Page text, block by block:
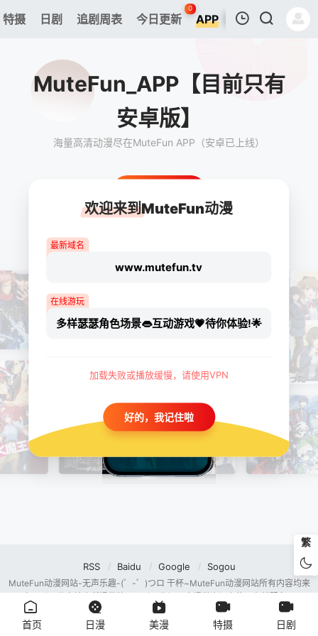
特摄 日剧 追剧周表 今日更新
0
APP
MuteFun_APP【目前只有
安卓版】
海量高清动漫尽在MuteFun APP（安卓已上线）
繁
RSS Baidu Google Sogou
MuteFun动漫网站-无声乐趣-(゜-゜)つロ 干杯~MuteFun动漫网站所有内容均来
首页 日漫 美漫 特摄 日剧
欢迎来到MuteFun动漫
最新域名
www.mutefun.tv
在线游玩
多样瑟瑟角色场景👄互动游戏💗待你体验!🌟
加载失败或播放缓慢，请使用VPN
好的，我记住啦